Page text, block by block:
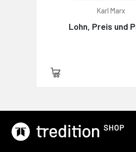
Karl Marx
Lohn, Preis und